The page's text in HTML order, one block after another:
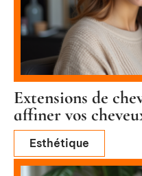
Extensions de
affiner vos
Esthétique